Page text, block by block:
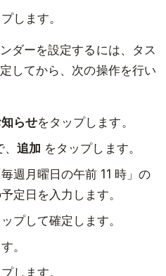
します。
ダーを設定するには、タス
してから、次の操作を行い
らせをタップします。
追加 をタップします。
週月曜日の午前 11 時」の
定日を入力します。
プして確定します。
。
します。